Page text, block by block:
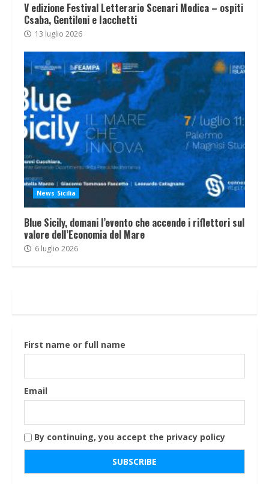
V edizione Festival Letterario Scenari Modica – ospiti
Csaba, Gentiloni e Iacchetti
13 luglio 2026
News Sicilia
Blue Sicily, domani l’evento che accende i riflettori sul
valore dell’Economia del Mare
6 luglio 2026
First name or full name
Email
By continuing, you accept the privacy policy